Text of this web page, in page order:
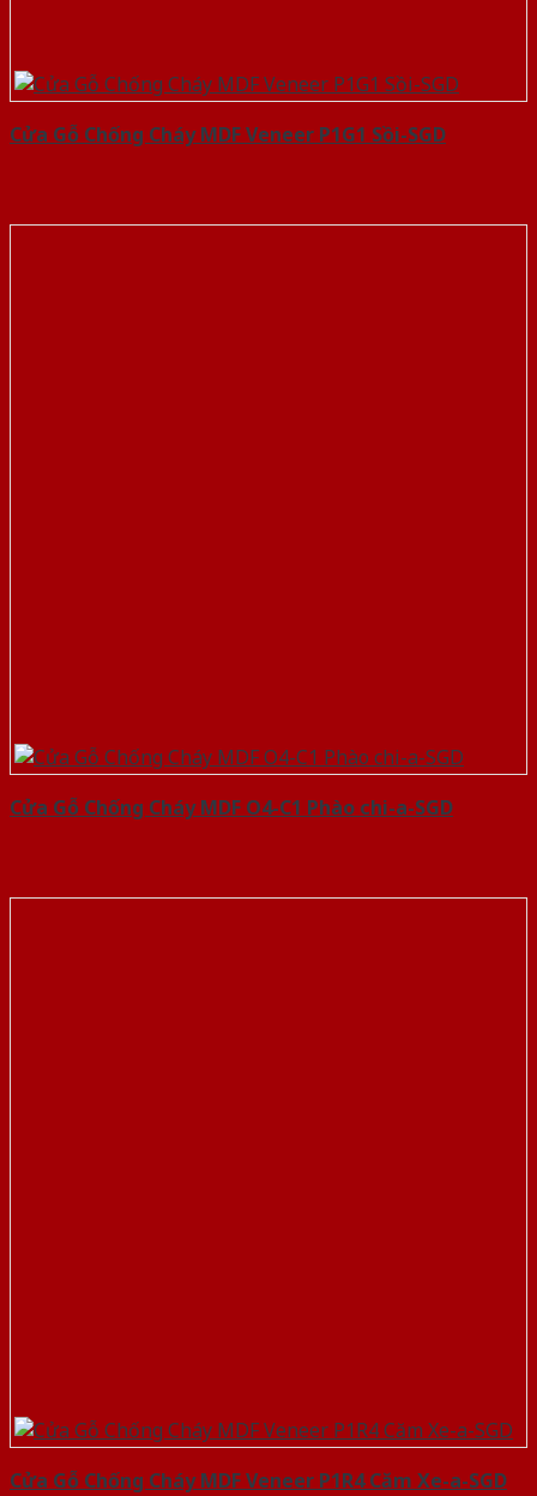
Cửa Gỗ Chống Cháy MDF Veneer P1G1 Sồi-SGD
Cửa Gỗ Chống Cháy MDF O4-C1 Phào chi-a-SGD
Cửa Gỗ Chống Cháy MDF Veneer P1R4 Căm Xe-a-SGD